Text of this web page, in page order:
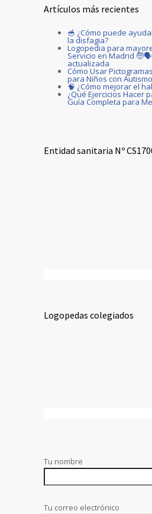
Artículos más recientes
🥣 ¿Cómo puede
la disfagia?
Logopedia para
Servicio en Madrid
actualizada
Cómo Usar
para Niños con Autismo
🧠 ¿Cómo mejorar el
¿Qué Ejercicios Hacer
Guía Completa para
Entidad sanitaria Nº
Logopedas colegiados
Tu nombre
Tu correo electrónico